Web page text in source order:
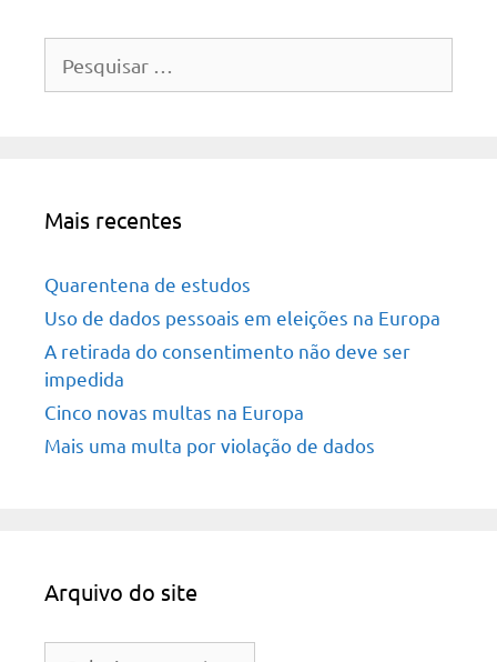
por:
Mais recentes
Quarentena de estudos
Uso de dados pessoais em eleições na Europa
A retirada do consentimento não deve ser
impedida
Cinco novas multas na Europa
Mais uma multa por violação de dados
Arquivo do site
Arquivo